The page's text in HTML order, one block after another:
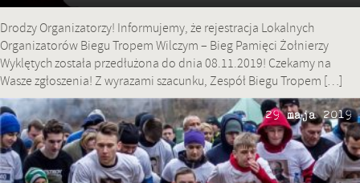
Drodzy Organizatorzy! Informujemy, że rejestracja Lokalnych
Organizatorów Biegu Tropem Wilczym – Bieg Pamięci Żołnierzy
Wyklętych została przedłużona do dnia 08.11.2019! Czekamy na
Wasze zgłoszenia! Z wyrazami szacunku, Zespół Biegu Tropem […]
29 maja 2019